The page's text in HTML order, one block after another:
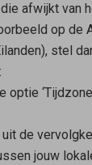
afwijkt van
op de
stel
optie
de
jouw